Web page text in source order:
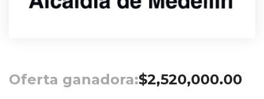
Oferta ganadora:$2,520,000.00